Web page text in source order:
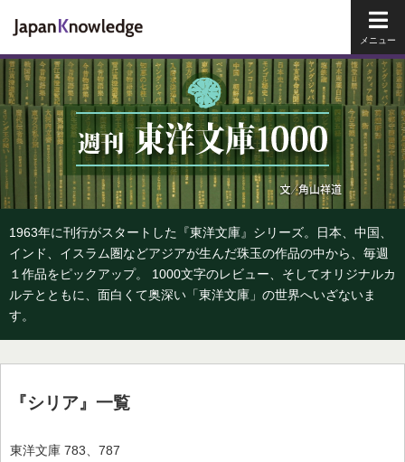
1963年に刊行がスタートした『東洋文庫』シリーズ。日本、中国、
インド、イスラム圏などアジアが生んだ珠玉の作品の中から、毎週
１作品をピックアップ。 1000文字のレビュー、そしてオリジナルカ
ルテとともに、面白くて奥深い「東洋文庫」の世界へいざないま
す。
『シリア』一覧
東洋文庫 783、787